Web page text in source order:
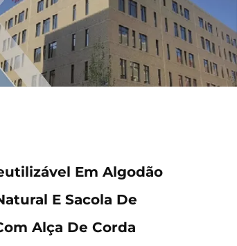
Em Algodão
E Sacola De
Alça De Corda